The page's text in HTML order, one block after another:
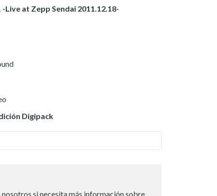
Live at Zepp Sendai 2011.12.18-
Digipack
si necesita más información sobre